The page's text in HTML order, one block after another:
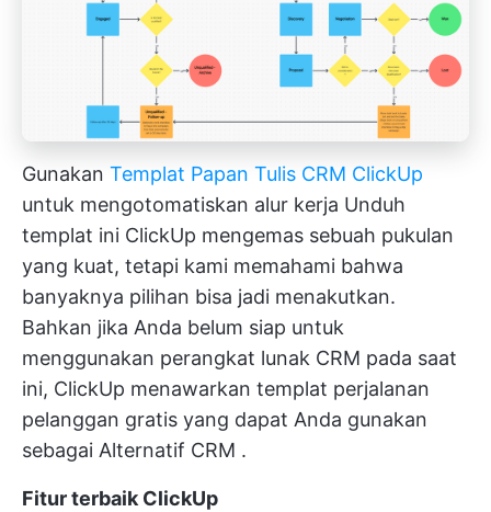
Gunakan Templat Papan Tulis CRM ClickUp
untuk mengotomatiskan alur kerja Unduh
templat ini ClickUp mengemas sebuah pukulan
yang kuat, tetapi kami memahami bahwa
banyaknya pilihan bisa jadi menakutkan.
Bahkan jika Anda belum siap untuk
menggunakan perangkat lunak CRM pada saat
ini, ClickUp menawarkan templat perjalanan
pelanggan gratis yang dapat Anda gunakan
sebagai Alternatif CRM .
Fitur terbaik ClickUp